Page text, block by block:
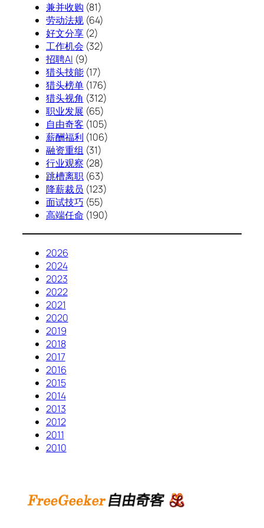
兼并收购 (81)
劳动法规(64)
好文分享(2)
工作机会 (32)
招聘AI (9)
猎头技能(17)
猎头榜单(176)
猎头视角 (312)
职业发展 (65)
自由奇客 (105)
薪酬福利 (106)
融资重组 (31)
行业观察 (28)
跳槽离职(63)
降薪裁员 (123)
面试技巧 (55)
高端任命 (190)
2026
2024
2023
2022
2021
2020
2019
2018
2017
2016
2015
2014
2013
2012
2011
2010